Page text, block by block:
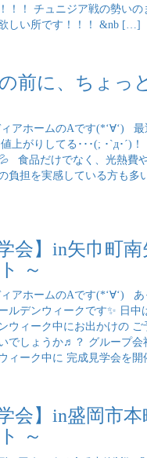
！！ チュニジア戦の勢いの
しい所です！！！ &nb […]
前に、ちょっ
アホームのAです(*‘∀‘)
上がりしてる･･･(; ･`д･´)
食品だけでなく、光熱費
負担を実感している方も多
会】in矢巾町
～
アホームのAです(*‘∀‘) あ
ルデンウィークです✨ 日中
ウィーク中にお出かけの
でしょうか♬？ グループ会
ィーク中に 完成見学会を
会】in盛岡市
～